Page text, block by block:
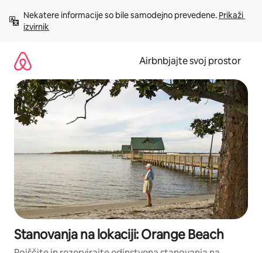
vsebino
Nekatere informacije so bile samodejno prevedene. Prikaži
izvirnik
Airbnbjajte svoj prostor
Stanovanja na lokaciji: Orange Beach